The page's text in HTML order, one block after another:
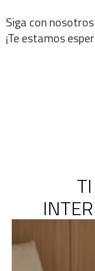
Siga con
¡Te estamos